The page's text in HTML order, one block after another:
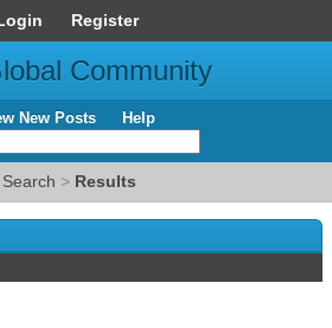
Register
Community
New Posts Help
Search > Results